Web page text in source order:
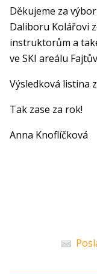
Děkujeme za
Daliboru Kolářovi
instruktorům a
ve SKI areálu
Výsledková listina
Tak zase za rok!
Anna Knoflíčková